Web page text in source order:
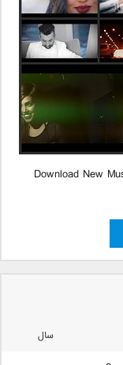
Download New
سال